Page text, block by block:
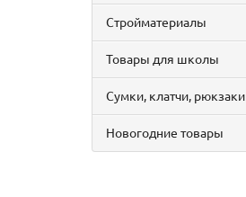
Стройматериалы
Товары для школы
Сумки, клатчи, рюкзаки
Новогодние товары